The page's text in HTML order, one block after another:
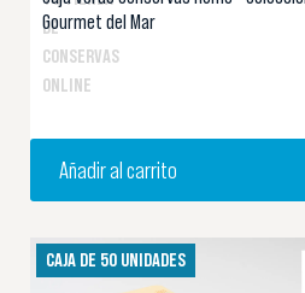
DE
CONSERVAS
ONLINE
Gourmet del Mar
Añadir al carrito
CAJA DE 50 UNIDADES